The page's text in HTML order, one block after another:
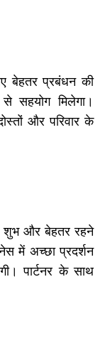
बेहतर प्रबंधन की
सहयोग मिलेगा।
और परिवार के
शुभ और बेहतर रहने
में अच्छा प्रदर्शन
पार्टनर के साथ